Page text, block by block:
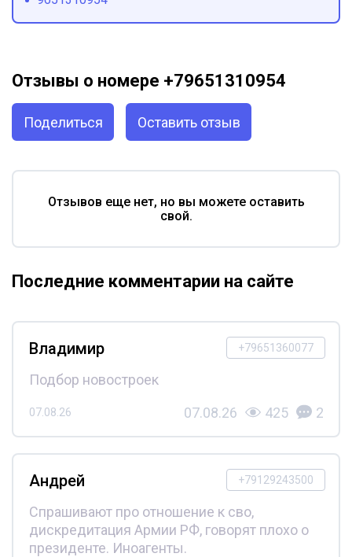
Отзывы о номере +79651310954
Поделиться Оставить отзыв
Отзывов еще нет, но вы можете оставить
свой.
Последние комментарии на сайте
+79651360077
Владимир
Подбор новостроек
07.08.26 07.08.26 425 2
+79129243500
Андрей
Спрашивают про отношение к сво,
дискредитация Армии РФ, говорят плохо о
президенте. Иноагенты.